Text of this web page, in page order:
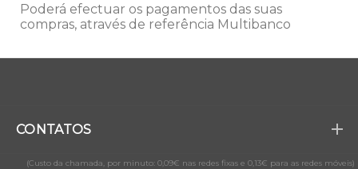
Poderá efectuar os pagamentos das suas
compras, através de referência Multibanco
CONTATOS
(Custo da chamada, por minuto: 0,09€ nas redes fixas e 0,13€ para as redes móveis)